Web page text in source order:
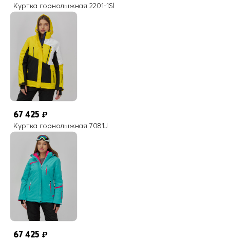
Куртка горнолыжная 2201-1Sl
67 425 ₽
Куртка горнолыжная 7081J
67 425 ₽